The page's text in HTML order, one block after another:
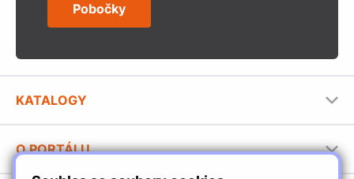
Pobočky
KATALOGY
Stavební katalog Häfele
O PORTÁLU